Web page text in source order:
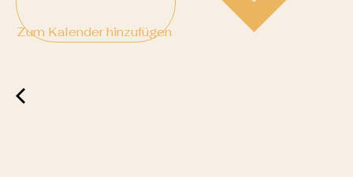
Zum Kalender hinzufügen